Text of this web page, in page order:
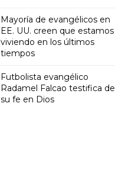
Mayoría de evangélicos en
EE. UU. creen que estamos
viviendo en los últimos
tiempos
Futbolista evangélico
Radamel Falcao testifica de
su fe en Dios